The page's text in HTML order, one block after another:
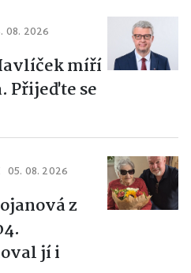
08. 2026
míří
Přijeďte se
05. 08. 2026
z
jí i